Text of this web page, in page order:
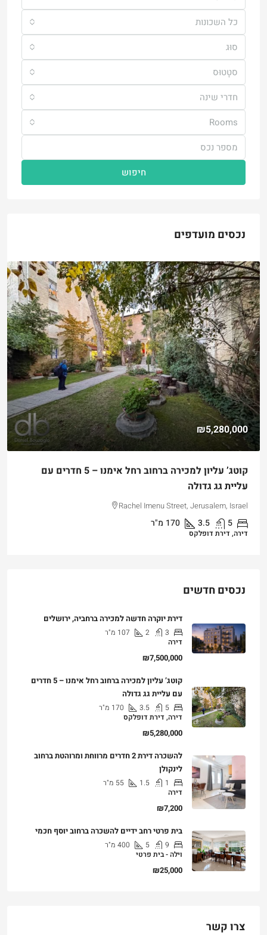
כל השכונות
סוּג
סטָטוּס
חדרי שינה
Rooms
חיפוש
נכסים מועדפים
₪5,280,000
קוטג’ עליון למכירה ברחוב רחל אימנו – 5 חדרים עם
עליית גג גדולה
Rachel Imenu Street, Jerusalem, Israel
5
3.5
170 מ"ר
דירה, דירת דופלקס
נכסים חדשים
דירת יוקרה חדשה למכירה ברחביה, ירושלים
3
2
107 מ"ר
דירה
₪7,500,000
קוטג’ עליון למכירה ברחוב רחל אימנו – 5 חדרים
עם עליית גג גדולה
5
3.5
170 מ"ר
דירה, דירת דופלקס
₪5,280,000
להשכרה דירת 2 חדרים מרווחת ומרוהטת ברחוב
לינקולן
1
1.5
55 מ"ר
דירה
₪7,200
בית פרטי רחב ידיים להשכרה ברחוב יוסף חכמי
9
5
400 מ"ר
וילה - בית פרטי
₪25,000
צרו קשר